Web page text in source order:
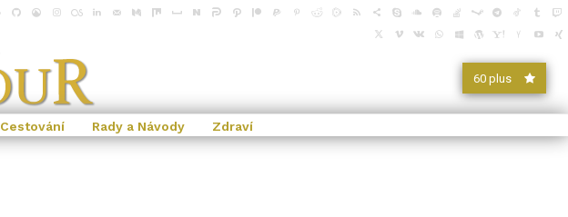
60 plus
Cestování Rady a Návody Zdraví